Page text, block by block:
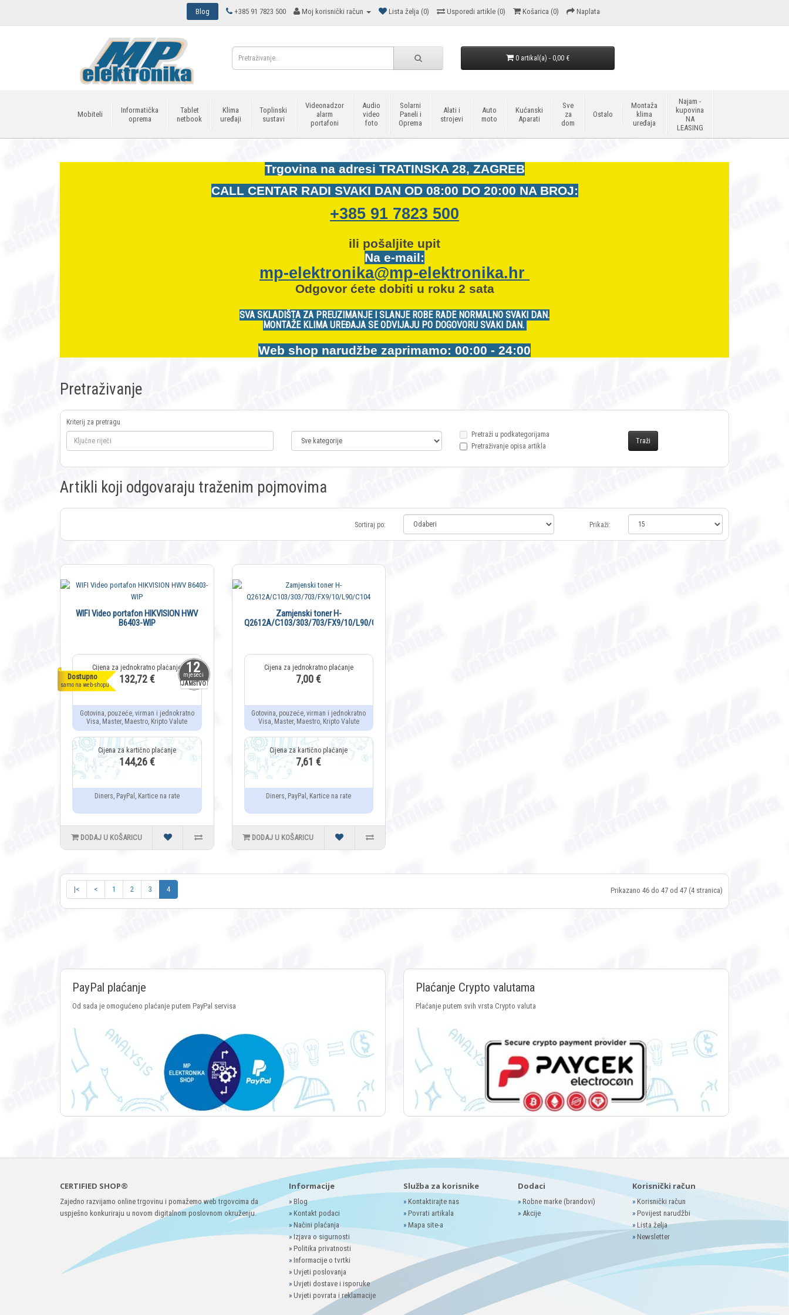
Blog +385 91 7823 500 Moj korisnički račun Lista želja (0) Usporedi artikle (0) Košarica (0) Naplata
0 artikal(a) - 0,00 €
Mobiteli
Informatička
oprema
Tablet
netbook
Klima
uređaji
Toplinski
sustavi
Videonadzor
alarm
portafoni
Audio
video
foto
Solarni
Paneli i
Oprema
Alati i
strojevi
Auto
moto
Kućanski
Aparati
Sve
za
dom
Ostalo
Montaža
klima
uređaja
Najam -
kupovina
NA
LEASING
Trgovina na adresi TRATINSKA 28, ZAGREB
CALL CENTAR RADI SVAKI DAN OD 08:00 DO 20:00 NA BROJ:
+385 91 7823 500
ili pošaljite upit
Na e-mail:
mp-elektronika@mp-elektronika.hr
Odgovor ćete dobiti u roku 2 sata
SVA SKLADIŠTA ZA PREUZIMANJE I SLANJE ROBE RADE NORMALNO SVAKI DAN.
MONTAŽE KLIMA UREĐAJA SE ODVIJAJU PO DOGOVORU SVAKI DAN.
Web shop narudžbe zaprimamo: 00:00 - 24:00
Pretraživanje
Kriterij za pretragu
Pretraži u podkategorijama
Pretraživanje opisa artikla
Artikli koji odgovaraju traženim pojmovima
Sortiraj po: Prikaži:
12
mjeseci
JAMSTVO
Dostupno
samo na web-shopu
WIFI Video portafon HIKVISION HWV
B6403-WIP
132,72 €
Gotovina, pouzeće, virman i jednokratno
Visa, Master, Maestro, Kripto Valute
144,26 €
Diners, PayPal, Kartice na rate
DODAJ U KOŠARICU
Zamjenski toner H-
Q2612A/C103/303/703/FX9/10/L90/C104
7,00 €
Gotovina, pouzeće, virman i jednokratno
Visa, Master, Maestro, Kripto Valute
7,61 €
Diners, PayPal, Kartice na rate
DODAJ U KOŠARICU
|< < 1 2 3 4 Prikazano 46 do 47 od 47 (4 stranica)
PayPal plaćanje
Od sada je omogućeno plaćanje putem PayPal servisa
Plaćanje Crypto valutama
Plaćanje putem svih vrsta Crypto valuta
CERTIFIED SHOP®
Zajedno razvijamo online trgovinu i pomažemo web trgovcima da
uspješno konkuriraju u novom digitalnom poslovnom okruženju.
Informacije
» Blog
» Kontakt podaci
» Načini plaćanja
»Izjava o sigurnosti
» Politika privatnosti
» Informacije o tvrtki
» Uvjeti poslovanja
» Uvjeti dostave i isporuke
» Uvjeti povrata i reklamacije
Služba za korisnike
» Kontaktirajte nas
» Povrati artikala
» Mapa site-a
Dodaci
»Robne marke (brandovi)
» Akcije
Korisnički račun
» Korisnički račun
» Povijest narudžbi
» Lista želja
» Newsletter